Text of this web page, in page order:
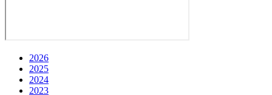
2026
2025
2024
2023